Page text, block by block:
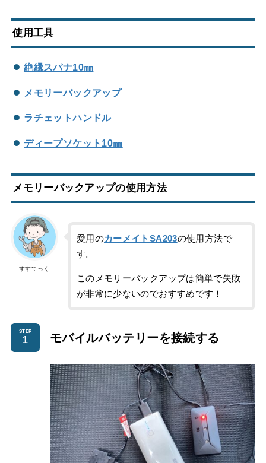
使用工具
絶縁スパナ10㎜
メモリーバックアップ
ラチェットハンドル
ディープソケット10㎜
メモリーバックアップの使用方法
すすてっく
愛用のカーメイトSA203の使用方法で
す。
このメモリーバックアップは簡単で失敗
が非常に少ないのでおすすめです！
STEP モバイルバッテリーを接続する